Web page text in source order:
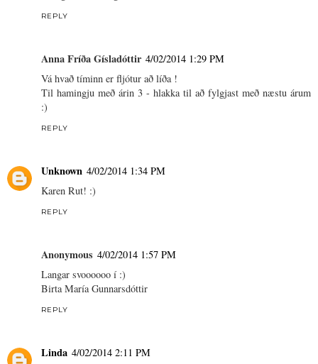
REPLY
Anna Fríða Gísladóttir 4/02/2014 1:29 PM
Vá hvað tíminn er fljótur að líða !
Til hamingju með árin 3 - hlakka til að fylgjast með næstu árum
:)
REPLY
Unknown 4/02/2014 1:34 PM
Karen Rut! :)
REPLY
Anonymous 4/02/2014 1:57 PM
Langar svoooooo í :)
Birta María Gunnarsdóttir
REPLY
Linda 4/02/2014 2:11 PM